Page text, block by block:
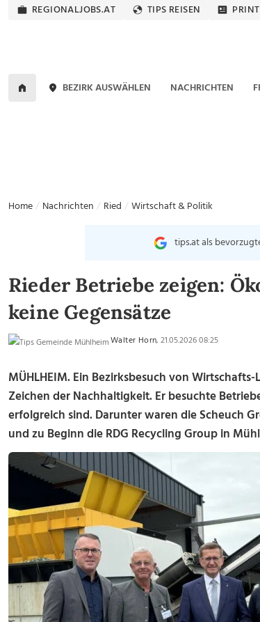
REGIONALJOBS.AT TIPS REISEN
BEZIRK AUSWÄHLEN NACHRICHTEN
Home Nachrichten Ried Wirtschaft & Politik
tips.at als
Rieder Betriebe zeigen:
keine Gegensätze
Walter Horn, 21.05.2026 08:25
MÜHLHEIM.Ein Bezirksbesuch von
Zeichen der Nachhaltigkeit. Er besuchte
erfolgreich sind. Darunter waren die Scheuch
und zu Beginn die RDG Recycling Group in